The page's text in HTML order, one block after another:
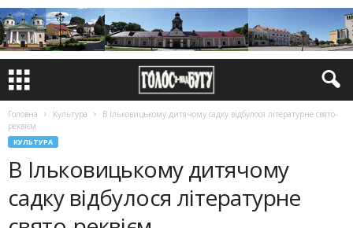
Головна Культура
В Ільковицькому дитячому садку відбулося літературне свято-
реквієм
КУЛЬТУРА
В Ільковицькому дитячому
садку відбулося літературне